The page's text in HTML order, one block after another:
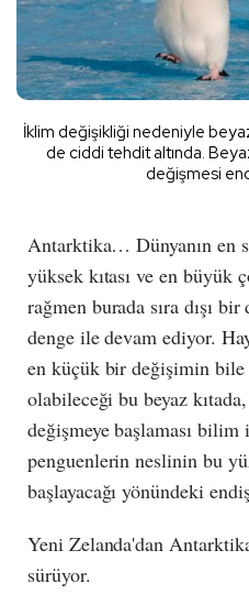
İklim değişikliği nedeniyle
de ciddi tehdit altında.
değişmesi
Antarktika… Dünyanın en
yüksek kıtası ve en büyük
rağmen burada sıra dışı
denge ile devam ediyor.
en küçük bir değişimin bile
olabileceği bu beyaz
değişmeye başlaması bilim
penguenlerin neslinin bu
başlayacağı yönündeki
Yeni Zelanda'dan
sürüyor.